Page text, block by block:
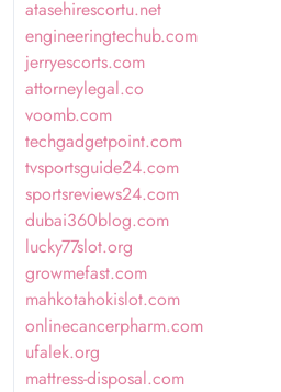
atasehirescortu.net
engineeringtechub.com
jerryescorts.com
attorneylegal.co
voomb.com
techgadgetpoint.com
tvsportsguide24.com
sportsreviews24.com
dubai360blog.com
lucky77slot.org
growmefast.com
mahkotahokislot.com
onlinecancerpharm.com
ufalek.org
mattress-disposal.com